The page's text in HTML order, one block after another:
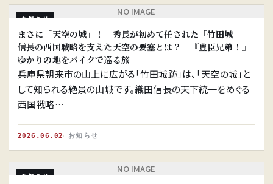
お知らせ
NO IMAGE
まさに「天空の城」！ 秀長が初めて任された「竹田城」
信長の西国戦略を支えた天空の要塞とは？ 『豊臣兄弟！』
ゆかりの地をバイクで巡る旅
兵庫県朝来市の山上に広がる「竹田城跡」は、「天空の城」と
して知られる絶景の山城です。織田信長の天下統一をめぐる
西国戦略…
2026.06.02 お知らせ
お知らせ
NO IMAGE